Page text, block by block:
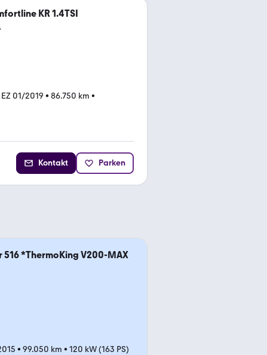
KR 1.4TSI
EZ 01/2019 • 86.750 km •
Kontakt Parken
*ThermoKing V200-MAX
• 99.050 km • 120 kW (163 PS)